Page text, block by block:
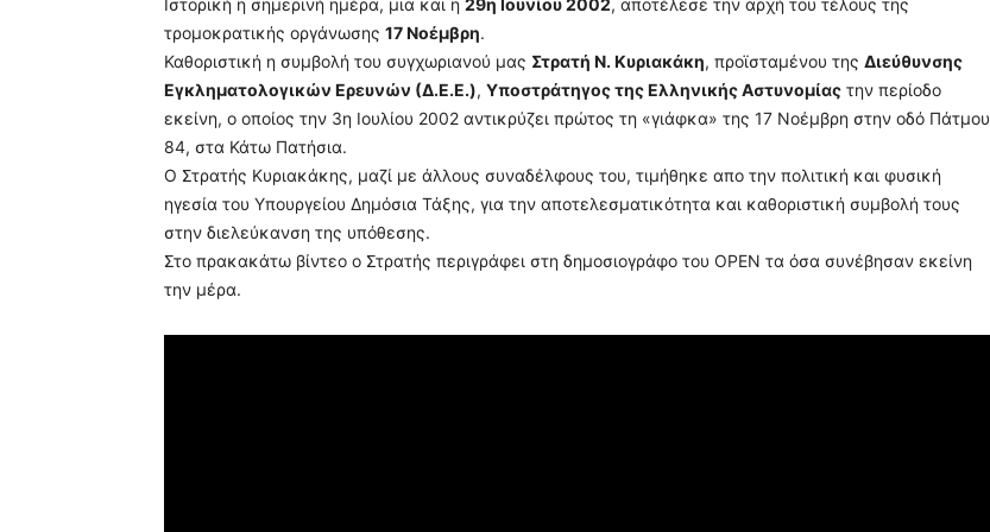
Ιστορική η σημερινή ημέρα, μια και η 29η Ιουνίου 2002, αποτέλεσε την αρχή του τέλους της
τρομοκρατικής οργάνωσης 17 Νοέμβρη.
Καθοριστική η συμβολή του συγχωριανού μας Στρατή Ν. Κυριακάκη, προϊσταμένου της Διεύθυνσης
Εγκληματολογικών Ερευνών (Δ.Ε.Ε.), Υποστράτηγος της Ελληνικής Αστυνομίας την περίοδο
εκείνη, ο οποίος την 3η Ιουλίου 2002 αντικρύζει πρώτος τη «γιάφκα» της 17 Νοέμβρη στην οδό Πάτμου
84, στα Κάτω Πατήσια.
Ο Στρατής Κυριακάκης, μαζί με άλλους συναδέλφους του, τιμήθηκε απο την πολιτική και φυσική
ηγεσία του Υπουργείου Δημόσια Τάξης, για την αποτελεσματικότητα και καθοριστική συμβολή τους
στην διελεύκανση της υπόθεσης.
Στο πρακακάτω βίντεο ο Στρατής περιγράφει στη δημοσιογράφο του OPEN τα όσα συνέβησαν εκείνη
την μέρα.